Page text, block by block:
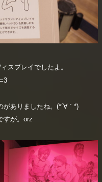
スプレイでしたよ。
ありましたね。(*´∀｀*)
すが。orz